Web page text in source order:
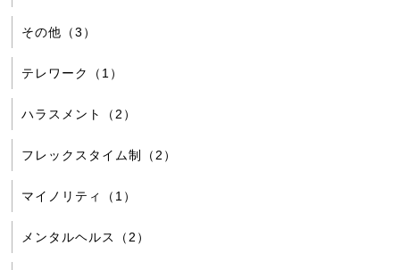
その他（3）
テレワーク（1）
ハラスメント（2）
フレックスタイム制（2）
マイノリティ（1）
メンタルヘルス（2）